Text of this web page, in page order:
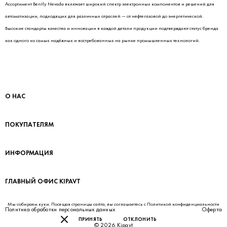
Ассортимент Bently Nevada включает широкий спектр электронных компонентов и решений для
автоматизации, подходящих для различных отраслей — от нефтегазовой до энергетической.
Высокие стандарты качества и инновации в каждой детали продукции подтверждают статус бренда
как одного из самых надёжных и востребованных на рынке промышленных технологий.
О НАС
ПОКУПАТЕЛЯМ
ИНФОРМАЦИЯ
ГЛАВНЫЙ ОФИС KIPAVT
Политика обработки персональных данных
Оферта
© 2026 Kipavt
Мы собираем куки. Посещая страницы сайта, вы соглашаетесь с Политикой конфиденциальности
ПРИНЯТЬ ОТКЛОНИТЬ